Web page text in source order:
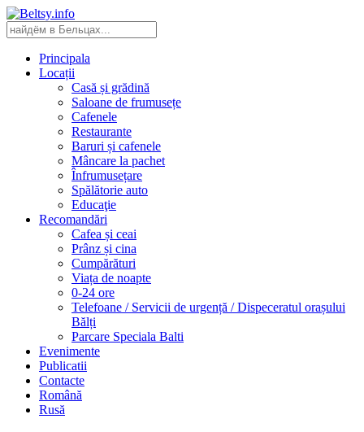
Principala
Locații
Casă și grădină
Saloane de frumusețe
Cafenele
Restaurante
Baruri și cafenele
Mâncare la pachet
Înfrumusețare
Spălătorie auto
Educaţie
Recomandări
Cafea și ceai
Prânz și cina
Cumpărături
Viața de noapte
0-24 ore
Telefoane / Servicii de urgență / Dispeceratul orașului
Bălți
Parcare Speciala Balti
Evenimente
Publicatii
Contacte
Română
Rusă